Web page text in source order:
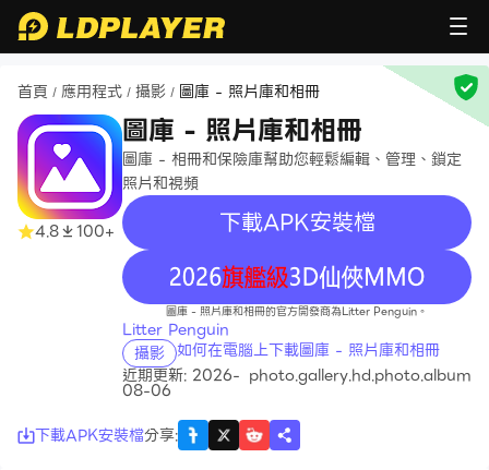
首頁 / 應用程式 / 攝影 / 圖庫 - 照片庫和相冊
4.8 100+
圖庫 - 照片庫和相冊
圖庫 - 相冊和保險庫幫助您輕鬆編輯、管理、鎖定
照片和視頻
下載APK安裝檔
recommend
圖庫 - 照片庫和相冊的官方開發商為Litter Penguin。
Litter Penguin
攝影 如何在電腦上下載圖庫 - 照片庫和相冊
近期更新: 2026-
08-06
photo.gallery.hd.photo.album
下載APK安裝檔分享: